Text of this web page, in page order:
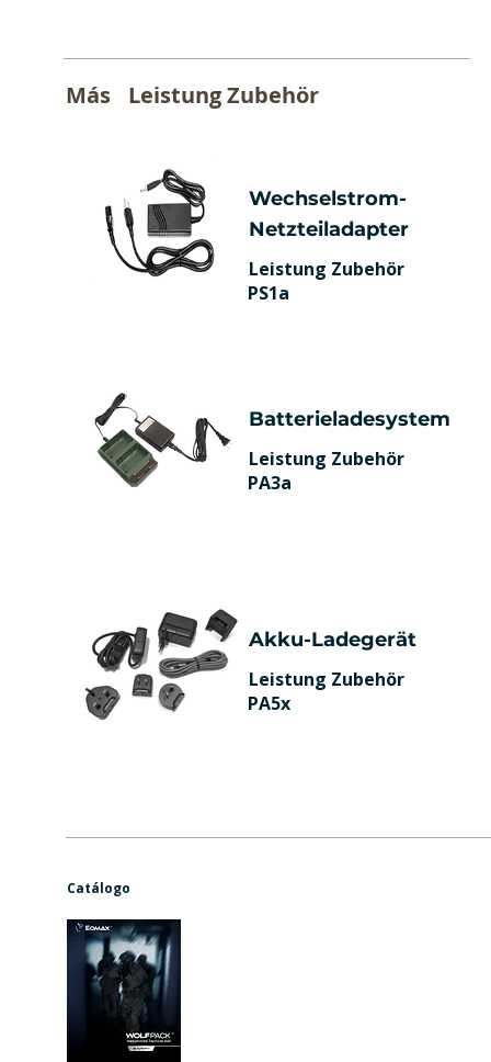
Más Leistung Zubehör
Wechselstrom-
Netzteiladapter
Leistung Zubehör
PS1a
Batterieladesystem
Leistung Zubehör
PA3a
Akku-Ladegerät
Leistung Zubehör
PA5x
Catálogo